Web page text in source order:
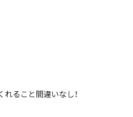
ること間違いなし！